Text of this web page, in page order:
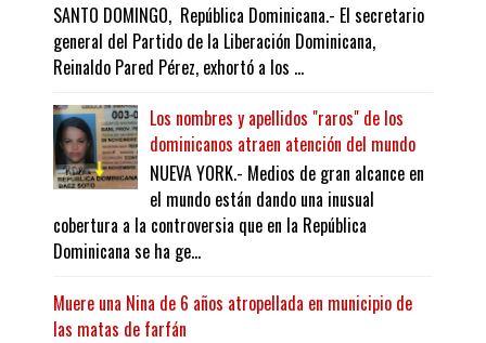
SANTO DOMINGO, República Dominicana.- El secretario
general del Partido de la Liberación Dominicana,
Reinaldo Pared Pérez, exhortó a los ...
Los nombres y apellidos "raros" de los
dominicanos atraen atención del mundo
NUEVA YORK.- Medios de gran alcance en
el mundo están dando una inusual
cobertura a la controversia que en la República
Dominicana se ha ge...
Muere una Nina de 6 años atropellada en municipio de
las matas de farfán